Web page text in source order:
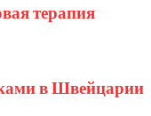
терапия
в Швейцарии